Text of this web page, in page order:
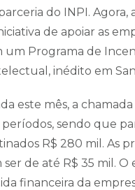
do INPI. Agora,
de apoiar as
um Programa de
inédito em
este mês, a
sendo que
R$ 280 mil. As
ser de até R$ 35 mil. O
financeira da